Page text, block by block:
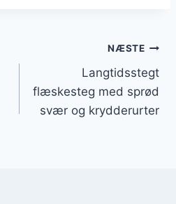
NÆSTE
Langtidsstegt
flæskesteg med sprød
svær og krydderurter